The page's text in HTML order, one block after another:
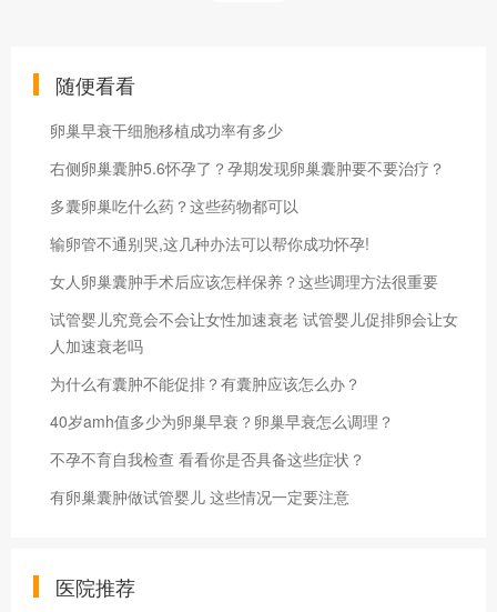
随便看看
卵巢早衰干细胞移植成功率有多少
右侧卵巢囊肿5.6怀孕了？孕期发现卵巢囊肿要不要治疗？
多囊卵巢吃什么药？这些药物都可以
输卵管不通别哭,这几种办法可以帮你成功怀孕!
女人卵巢囊肿手术后应该怎样保养？这些调理方法很重要
试管婴儿究竟会不会让女性加速衰老 试管婴儿促排卵会让女
人加速衰老吗
为什么有囊肿不能促排？有囊肿应该怎么办？
40岁amh值多少为卵巢早衰？卵巢早衰怎么调理？
不孕不育自我检查 看看你是否具备这些症状？
有卵巢囊肿做试管婴儿 这些情况一定要注意
医院推荐